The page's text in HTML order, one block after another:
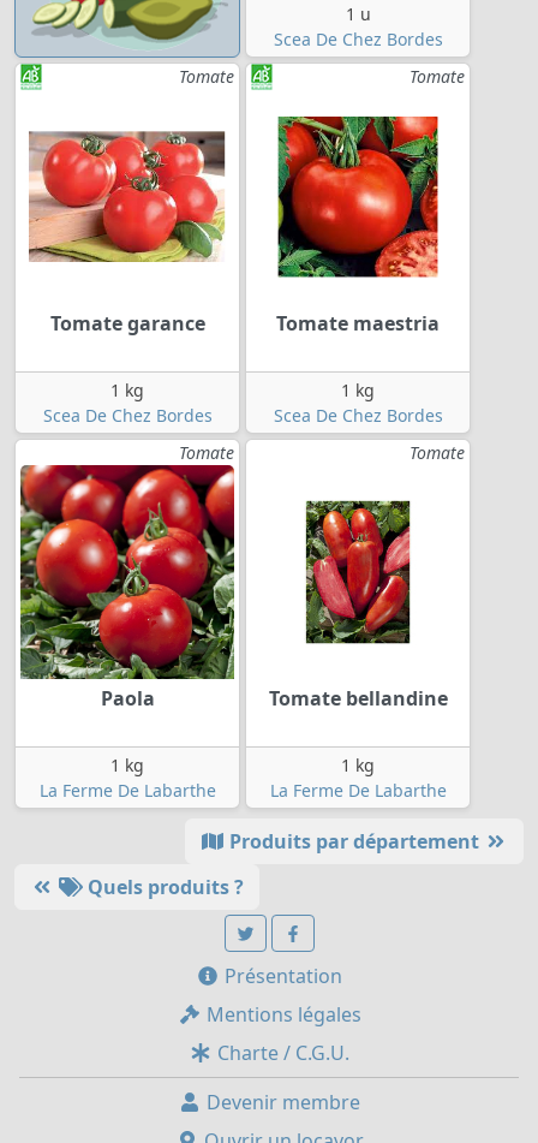
1 u
Scea De Chez Bordes
Tomate
Tomate garance
1 kg
Scea De Chez Bordes
Tomate
Tomate maestria
1 kg
Scea De Chez Bordes
Tomate
Paola
1 kg
La Ferme De Labarthe
Tomate
Tomate bellandine
1 kg
La Ferme De Labarthe
Produits par département
Quels produits ?
Présentation
Mentions légales
Charte / C.G.U.
Devenir membre